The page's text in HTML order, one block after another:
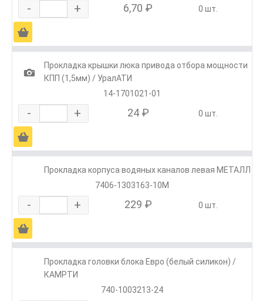
- + 6,70 ₽ 0 шт.
Ä
1
Прокладка крышки люка привода отбора мощности
КПП (1,5мм) / УралАТИ
14-1701021-01
- + 24 ₽ 0 шт.
Ä
Прокладка корпуса водяных каналов левая МЕТАЛЛ
7406-1303163-10М
- + 229 ₽ 0 шт.
Ä
Прокладка головки блока Евро (белый силикон) /
КАМРТИ
740-1003213-24